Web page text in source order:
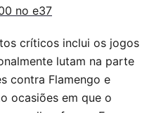
no e37
críticos inclui os jogos
lutam na parte
contra Flamengo e
ocasiões em que o